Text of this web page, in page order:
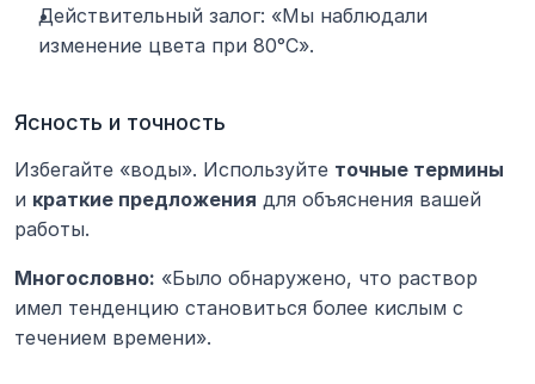
Действительный залог: «Мы наблюдали
изменение цвета при 80°C».
Ясность и точность
Избегайте «воды». Используйте точные термины
и краткие предложения для объяснения вашей
работы.
Многословно: «Было обнаружено, что раствор
имел тенденцию становиться более кислым с
течением времени».